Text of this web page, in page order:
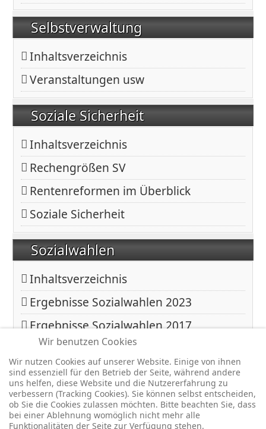
Copyright © 2026 BfA DRV - Gemeinschaft - Für eine starke
Sozialversicherung -. Alle Rechte vorbehalten.
Joomla!ist freie, unter derGNU/GPL-Lizenzveröffentlichte
Selbstverwaltung
Inhaltsverzeichnis
Veranstaltungen usw
Soziale Sicherheit
Inhaltsverzeichnis
Rechengrößen SV
Rentenreformen im Überblick
Soziale Sicherheit
Sozialwahlen
Inhaltsverzeichnis
Ergebnisse Sozialwahlen 2023
Ergebnisse Sozialwahlen 2017
Ergebnisse Sozialwahlen 2011
Wir benutzen Cookies
Wir nutzen Cookies auf unserer Website. Einige von ihnen
sind essenziell für den Betrieb der Seite, während andere
uns helfen, diese Website und die Nutzererfahrung zu
verbessern (Tracking Cookies). Sie können selbst entscheiden,
ob Sie die Cookies zulassen möchten. Bitte beachten Sie, dass
bei einer Ablehnung womöglich nicht mehr alle
Funktionalitäten der Seite zur Verfügung stehen.